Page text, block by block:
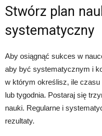
Stwórz plan
systematyczny
Aby osiągnąć sukces w
aby być systematycznym i
w którym określisz, ile
lub tygodnia. Postaraj się
nauki. Regularne i
rezultaty.